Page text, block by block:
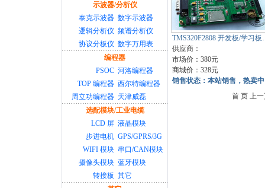
示波器/分析仪
泰克示波器 数字示波器
逻辑分析仪 频谱分析仪
协议分板仪 数字万用表
编程器
PSOC 河洛编程器
TOP 编程器 西尔特编程器
周立功编程器 天津威磊
选配模块/工业电缆
LCD 屏 液晶模块
步进电机 GPS/GPRS/3G
WIFI 模块 串口/CAN模块
摄像头模块 蓝牙模块
转接板 其它
TMS320F2808 开发板/学习
供应商：
市场价：380元
商城价：328元
销售状态：本站销售，热卖中
首 页 上